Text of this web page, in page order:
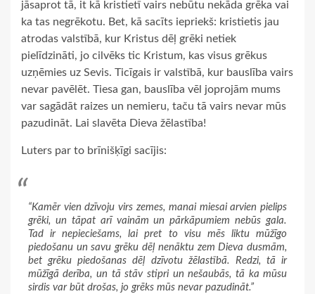
jāsaprot tā, it kā kristietī vairs nebūtu nekāda grēka vai
ka tas negrēkotu. Bet, kā sacīts iepriekš: kristietis jau
atrodas valstībā, kur Kristus dēļ grēki netiek
pielīdzināti, jo cilvēks tic Kristum, kas visus grēkus
uzņēmies uz Sevis. Ticīgais ir valstībā, kur bauslība vairs
nevar pavēlēt. Tiesa gan, bauslība vēl joprojām mums
var sagādāt raizes un nemieru, taču tā vairs nevar mūs
pazudināt. Lai slavēta Dieva žēlastība!
Luters par to brīnišķīgi sacījis:
“Kamēr vien dzīvoju virs zemes, manai miesai arvien pielips
grēki, un tāpat arī vainām un pārkāpumiem nebūs gala.
Tad ir nepieciešams, lai pret to visu mēs liktu mūžīgo
piedošanu un savu grēku dēļ nenāktu zem Dieva dusmām,
bet grēku piedošanas dēļ dzīvotu žēlastībā. Redzi, tā ir
mūžīgā derība, un tā stāv stipri un nešaubās, tā ka mūsu
sirdis var būt drošas, jo grēks mūs nevar pazudināt.”